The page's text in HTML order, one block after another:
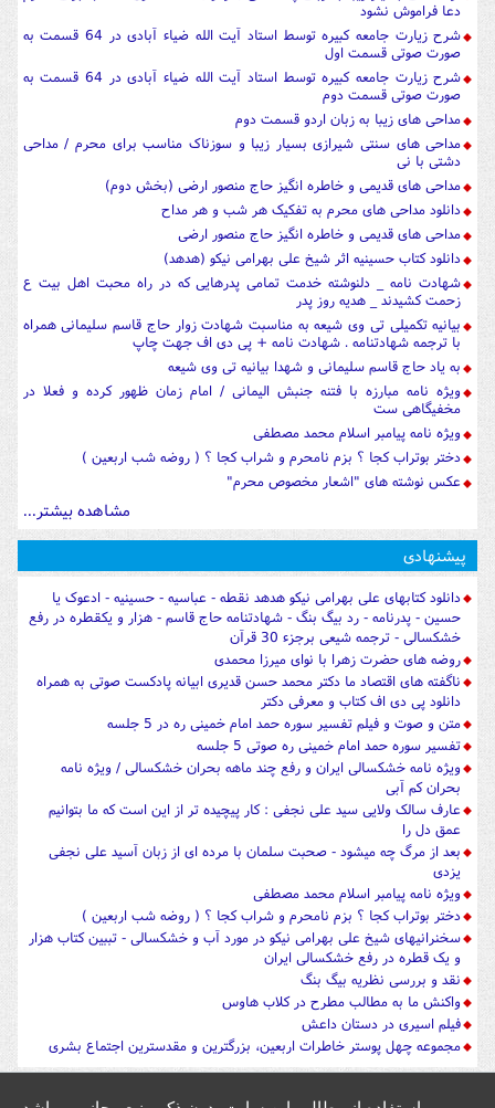
دعا فراموش نشود
شرح زیارت جامعه کبیره توسط استاد آیت الله ضیاء آبادی در 64 قسمت به
صورت صوتی قسمت اول
شرح زیارت جامعه کبیره توسط استاد آیت الله ضیاء آبادی در 64 قسمت به
صورت صوتی قسمت دوم
مداحی های زیبا به زبان اردو قسمت دوم
مداحی های سنتی شیرازی بسیار زیبا و سوزناک مناسب برای محرم / مداحی
دشتی با نی
مداحی های قدیمی و خاطره انگیز حاج منصور ارضی (بخش دوم)
دانلود مداحی های محرم به تفکیک هر شب و هر مداح
مداحی های قدیمی و خاطره انگیز حاج منصور ارضی
دانلود کتاب حسینیه اثر شیخ علی بهرامی نیکو (هدهد)
شهادت نامه _ دلنوشته خدمت تمامی پدرهایی که در راه محبت اهل بیت ع
زحمت کشیدند _ هدیه روز پدر
بیانیه تکمیلی تی وی شیعه به مناسبت شهادت زوار حاج قاسم سلیمانی همراه
با ترجمه شهادتنامه . شهادت نامه + پی دی اف جهت چاپ
به یاد حاج قاسم سلیمانی و شهدا بیانیه تی وی شیعه
ویژه نامه مبارزه با فتنه جنبش الیمانی / امام زمان ظهور کرده و فعلا در
مخفیگاهی ست
ویژه نامه پیامبر اسلام محمد مصطفی
دختر بوتراب کجا ؟ بزم نامحرم و شراب کجا ؟ ( روضه شب اربعین )
عکس نوشته های "اشعار مخصوص محرم"
مشاهده بیشتر...
پیشنهادی
دانلود کتابهای علی بهرامی نیکو هدهد نقطه - عباسیه - حسینیه - ادعوک یا
حسین - پدرنامه - رد بیگ بنگ - شهادتنامه حاج قاسم - هزار و یکقطره در رفع
خشکسالی - ترجمه شیعی برجزء 30 قرآن
روضه های حضرت زهرا با نوای میرزا محمدی
ناگفته های اقتصاد ما دکتر محمد حسن قدیری ابیانه پادکست صوتی به همراه
دانلود پی دی اف کتاب و معرفی دکتر
متن و صوت و فیلم تفسیر سوره حمد امام خمینی ره در 5 جلسه
تفسیر سوره حمد امام خمینی ره صوتی 5 جلسه
ویژه نامه خشکسالی ایران و رفع چند ماهه بحران خشکسالی / ویژه نامه
بحران کم آبی
عارف سالک ولایی سید علی نجفی : کار پیچیده تر از این است که ما بتوانیم
عمق دل را
بعد از مرگ چه میشود - صحبت سلمان با مرده ای از زبان آسید علی نجفی
یزدی
ویژه نامه پیامبر اسلام محمد مصطفی
دختر بوتراب کجا ؟ بزم نامحرم و شراب کجا ؟ ( روضه شب اربعین )
سخنرانیهای شیخ علی بهرامی نیکو در مورد آب و خشکسالی - تببین کتاب هزار
و یک قطره در رفع خشکسالی ایران
نقد و بررسی نظریه بیگ بنگ
واکنش ما به مطالب مطرح در کلاب هاوس
فیلم اسیری در دستان داعش
مجموعه چهل پوستر خاطرات اربعین، بزرگترین و مقدسترین اجتماع بشری